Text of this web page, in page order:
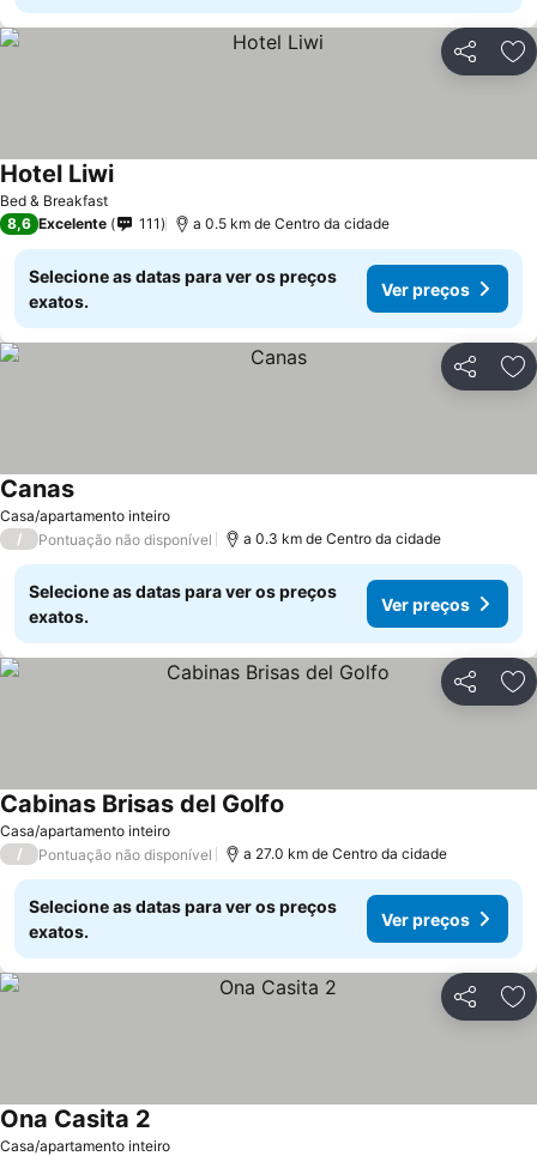
Partilhar
Bed & Breakfast
Hotel Liwi
8,6 Excelente 111 a 0.5 km de Centro da cidade
Selecione as datas para ver os preços
exatos.
Ver preços
Partilhar
Casa/apartamento inteiro
Canas
/ Pontuação não disponível a 0.3 km de Centro da cidade
Selecione as datas para ver os preços
exatos.
Ver preços
Partilhar
Casa/apartamento inteiro
Cabinas Brisas del Golfo
/ Pontuação não disponível a 27.0 km de Centro da cidade
Selecione as datas para ver os preços
exatos.
Ver preços
Partilhar
Casa/apartamento inteiro
Ona Casita 2